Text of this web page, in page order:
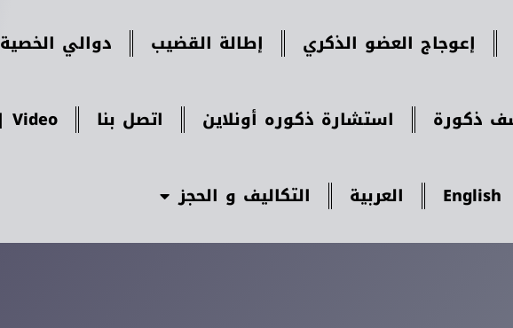
إعوجاج العضو الذكري ‏إطالة القضيب دوالي الخصية
ذكورة استشارة ذكوره أونلاين اتصل بنا Video | فيديو
English العربية التكاليف و الحجز